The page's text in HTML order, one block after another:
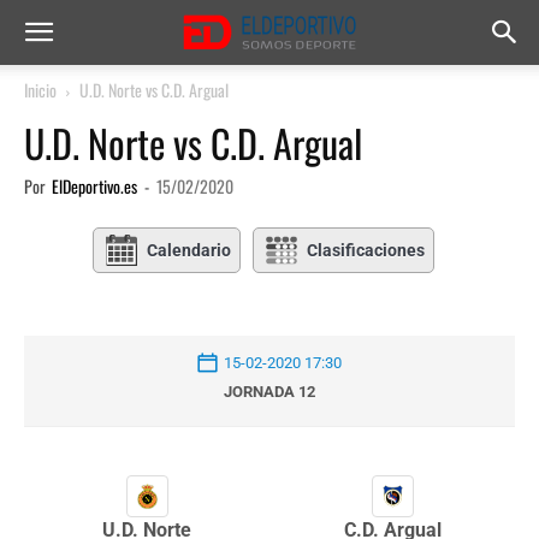
Inicio U.D. Norte vs C.D. Argual
U.D. Norte vs C.D. Argual
Por ElDeportivo.es - 15/02/2020
Calendario Clasificaciones
15-02-2020 17:30
JORNADA 12
U.D. Norte C.D. Argual